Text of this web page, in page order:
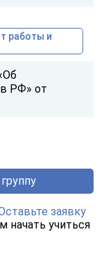
работы и
РФ» от
заявку
учиться